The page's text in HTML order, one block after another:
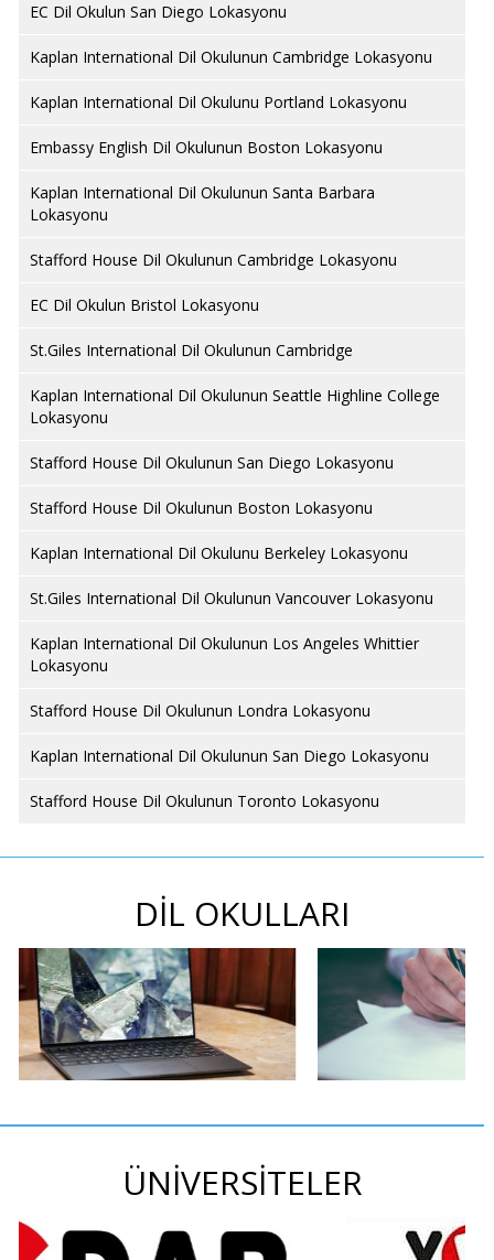
EC Dil Okulun San Diego Lokasyonu
Kaplan International Dil Okulunun Cambridge Lokasyonu
Kaplan International Dil Okulunu Portland Lokasyonu
Embassy English Dil Okulunun Boston Lokasyonu
Kaplan International Dil Okulunun Santa Barbara
Lokasyonu
Stafford House Dil Okulunun Cambridge Lokasyonu
EC Dil Okulun Bristol Lokasyonu
St.Giles International Dil Okulunun Cambridge
Kaplan International Dil Okulunun Seattle Highline College
Lokasyonu
Stafford House Dil Okulunun San Diego Lokasyonu
Stafford House Dil Okulunun Boston Lokasyonu
Kaplan International Dil Okulunu Berkeley Lokasyonu
St.Giles International Dil Okulunun Vancouver Lokasyonu
Kaplan International Dil Okulunun Los Angeles Whittier
Lokasyonu
Stafford House Dil Okulunun Londra Lokasyonu
Kaplan International Dil Okulunun San Diego Lokasyonu
Stafford House Dil Okulunun Toronto Lokasyonu
DİL OKULLARI
ÜNİVERSİTELER